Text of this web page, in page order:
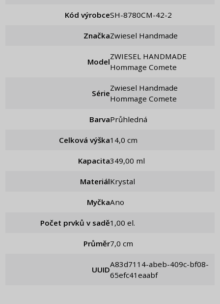
Kód výrobce SH-8780CM-42-2
Značka Zwiesel Handmade
Model
ZWIESEL HANDMADE
Hommage Comete
Série
Zwiesel Handmade
Hommage Comete
Barva Průhledná
Celková výška 14,0 cm
Kapacita 349,00 ml
Materiál Krystal
Myčka Ano
Počet prvků v sadě 1,00 el.
Průměr 7,0 cm
UUID
a83d7114-abeb-409c-bf08-
65efc41eaabf